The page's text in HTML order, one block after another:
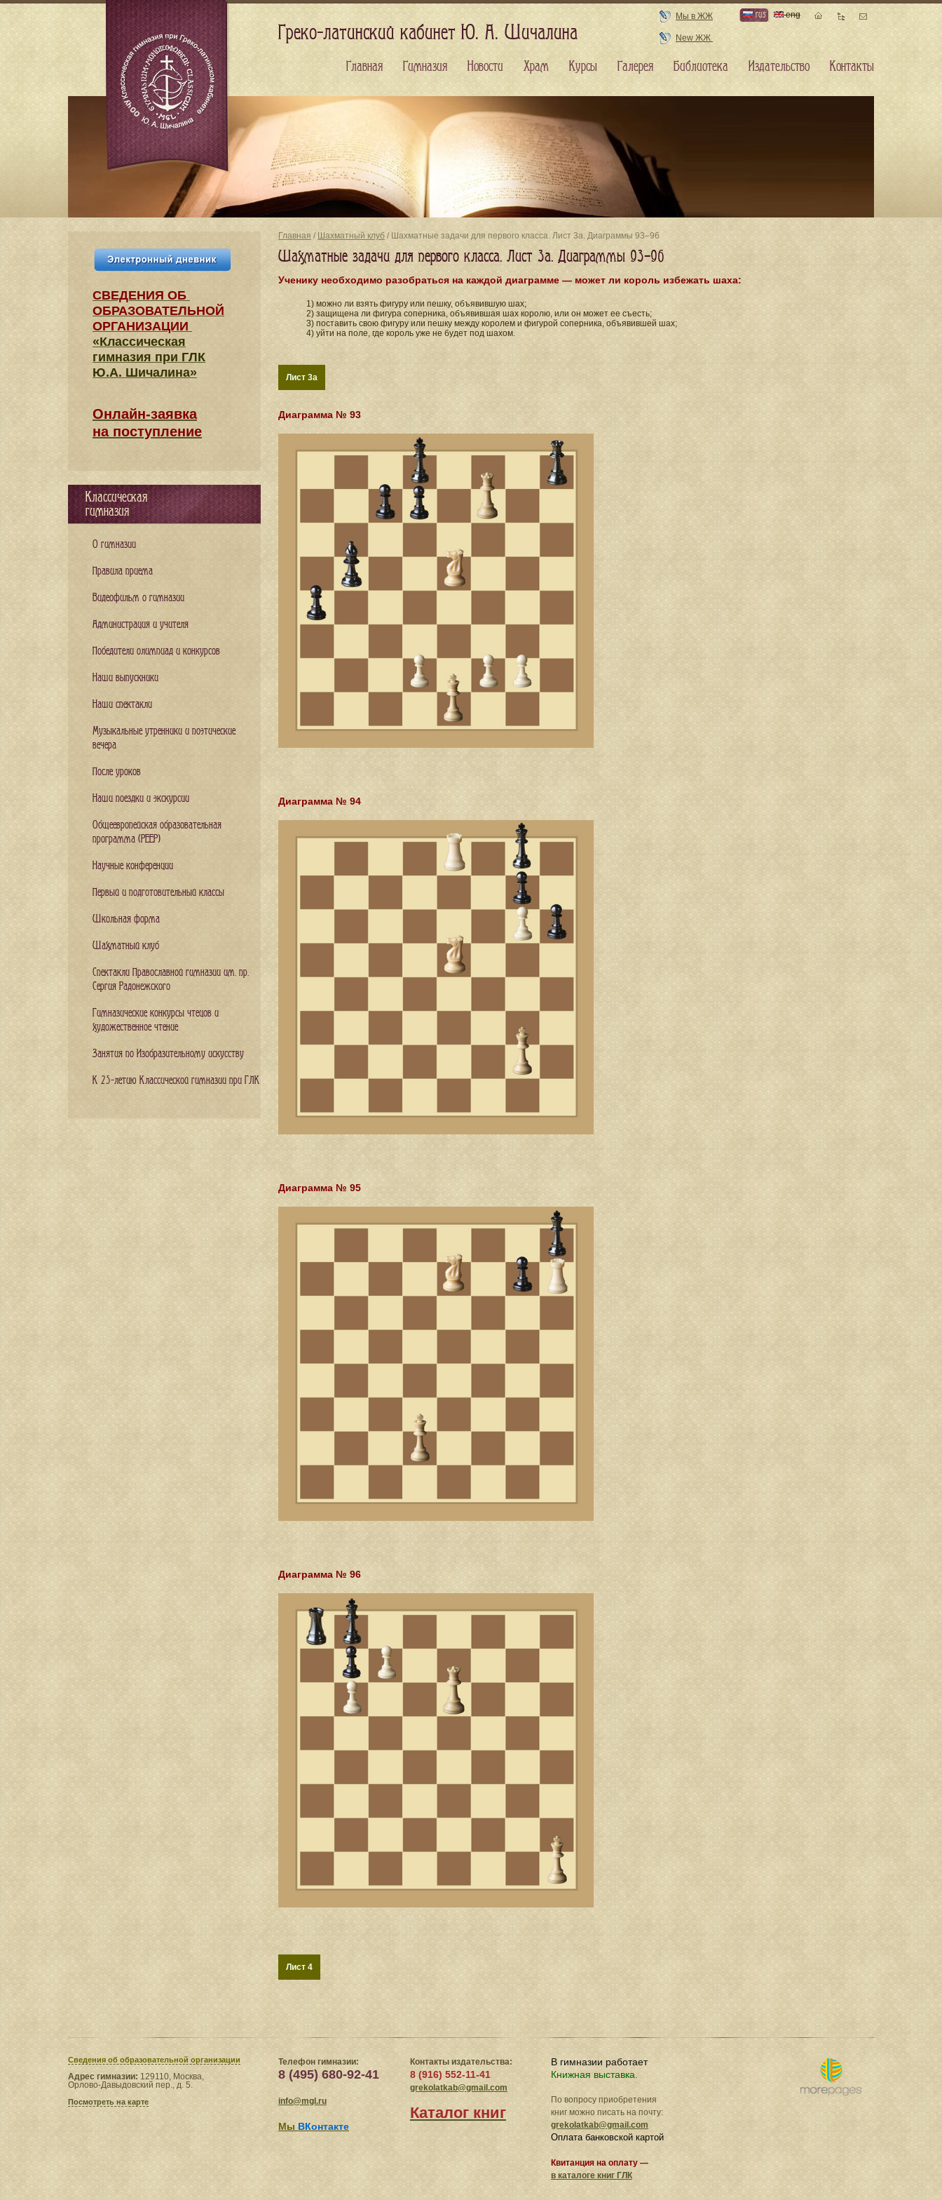
Главная / Шахматный клуб / Шахматные задачи для первого класса. Лист 3a. Диаграммы 93–96
Шахматные задачи для первого класса. Лист 3a. Диаграммы 93–96
Ученику необходимо разобраться на каждой диаграмме — может ли король избежать шаха:
1) можно ли взять фигуру или пешку, объявившую шах;
2) защищена ли фигура соперника, объявившая шах королю, или он может ее съесть;
3) поставить свою фигуру или пешку между королем и фигурой соперника, объявившей шах;
4) уйти на поле, где король уже не будет под шахом.
Лист 3a
Диаграмма № 93
Диаграмма № 94
Диаграмма № 95
Диаграмма № 96
Лист 4
СВЕДЕНИЯ​ ОБ
ОБРАЗОВАТЕЛЬНОЙ
ОРГАНИЗАЦИИ
«Классическая
гимназия при ГЛК
Ю.А. Шичалина»
Онлайн-заявка
на поступление
Классическая
гимназия
О гимназии
Правила приема
Видеофильм о гимназии
Администрация и учителя
Победители олимпиад и конкурсов
Наши выпускники
Наши спектакли
Музыкальные утренники и поэтические
вечера
После уроков
Наши поездки и экскурсии
Общеевропейская образовательная
программа (PEEP)
Научные конференции
Первый и подготовительный классы
Школьная форма
Шахматный клуб
Спектакли Православной гимназии им. пр.
Сергия Радонежского
Гимназические конкурсы чтецов и
художественное чтение
Занятия по Изобразительному искусству
К 25-летию Классической гимназии при ГЛК
Сведения​ об образовательной организации
Адрес гимназии: 129110, Москва,
Орлово-Давыдовский пер., д. 5.
Посмотреть на карте
Телефон гимназии:
8 (495) 680-92-41
info@mgl.ru
Мы ВКонтакте
Контакты издательства:
8 (916) 552-11-41
grekolatkab@gmail.com
Каталог книг
В гимназии работает
Книжная выставка.
По вопросу приобретения
книг можно писать на почту:
grekolatkab@gmail.com
Оплата банковской картой
Квитанция на оплату —
в каталоге книг ГЛК
Греко-латинский кабинет Ю. А. Шичалина
Мы в ЖЖ
New ЖЖ
rus eng
Главная Гимназия Новости Храм Курсы Галерея Библиотека Издательство Контакты